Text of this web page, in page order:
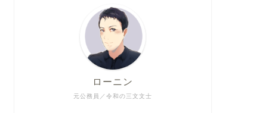
元公務員／令和の三文文士
ローニン